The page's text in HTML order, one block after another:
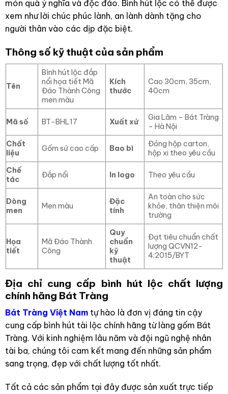
món quà ý nghĩa và độc đáo. Bình hút lộc có thể được
xem như lời chúc phúc lành, an lành dành tặng cho
người thân vào các dịp đặc biệt.
Thông số kỹ thuật của sản phẩm
Tên
Bình hút lộc đắp
nổi họa tiết Mã
Đáo Thành Công
men màu
Kích
thước
Cao 30cm, 35cm,
40cm
Mã số BT-BHL17 Xuất xứ
Gia Lâm – Bát Tràng
– Hà Nội
Chất
liệu
Gốm sứ cao cấp Bao bì
Đóng hộp carton,
hộp xi theo yêu cầu
Chế
tác
Đắp nổi In logo Theo yêu cầu
Dòng
men
Men màu
Đặc
tính
An toàn cho sức
khỏe, thân thiện môi
trường
Họa
tiết
Mã Đáo Thành
Công
Quy
chuẩn
kỹ
thuật
Đạt tiêu chuẩn chất
lượng QCVN12-
4:2015/BYT
Địa chỉ cung cấp bình hút lộc chất lượng
chính hãng Bát Tràng
Bát Tràng Việt Namtự hào là đơn vị đáng tin cậy
cung cấp bình hút tài lộc chính hãng từ làng gốm Bát
Tràng. Với kinh nghiệm lâu năm và đội ngũ nghệ nhân
tài ba, chúng tôi cam kết mang đến những sản phẩm
sang trọng, đẹp với chất lượng tốt nhất.
Tất cả các sản phẩm tại đây được sản xuất trực tiếp